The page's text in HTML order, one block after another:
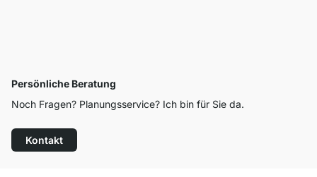
Persönliche Beratung
Noch Fragen? Planungsservice? Ich bin für Sie da.
Kontakt